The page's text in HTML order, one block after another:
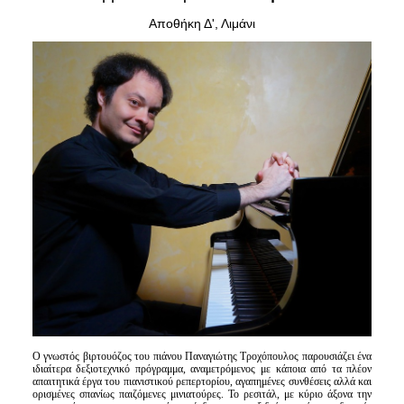
Είσοδος διαχειριστή
Αποθήκη Δ', Λιμάνι
Ο γνωστός βιρτουόζος του πιάνου Παναγιώτης Τροχόπουλος παρουσιάζει ένα
ιδιαίτερα δεξιοτεχνικό πρόγραμμα, αναμετρόμενος με κάποια από τα πλέον
απαιτητικά έργα του πιανιστικού ρεπερτορίου, αγαπημένες συνθέσεις αλλά και
ορισμένες σπανίως παιζόμενες μινιατούρες. Το ρεσιτάλ, με κύριο άξονα την